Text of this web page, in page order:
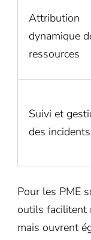
Attribution
dynamique
ressources
Suivi et
des incidents
Pour les PME
outils facilitent
mais ouvrent